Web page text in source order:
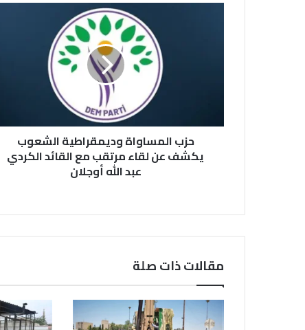
مع
الكردي
حزب المساواة وديمقراطية الشعوب
يكشف عن لقاء مرتقب مع القائد الكردي
عبد الله أوجلان
مقالات ذات صلة